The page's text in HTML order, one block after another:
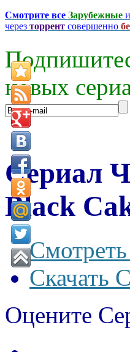
Смотрите все Зарубежные и
через торрент совершенно
новых
Сериал
Black
Скачать
Оцените